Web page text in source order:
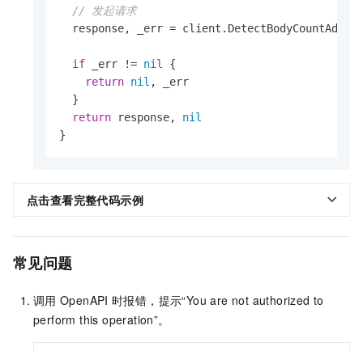
// 发起请求
response, _err =
if _err != nil
{
return nil , _err
  }
return response, nil
}
点击查看完整代码示例
常见问题
调用 OpenAPI 时报错，提示“You are not authorized to
perform this operation”。